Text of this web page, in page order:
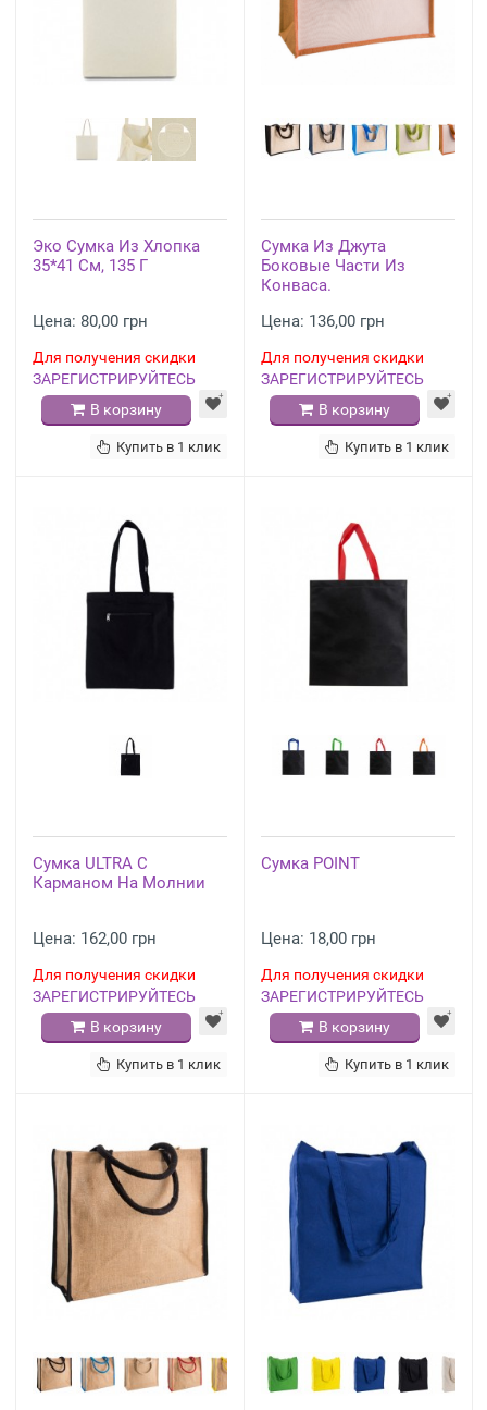
Эко Сумка Из Хлопка
35*41 См, 135 Г
Цена: 80,00 грн
Для получения скидки
ЗАРЕГИСТРИРУЙТЕСЬ
В корзину
Купить в 1 клик
Сумка Из Джута
Боковые Части Из
Конваса.
Цена: 136,00 грн
Для получения скидки
ЗАРЕГИСТРИРУЙТЕСЬ
В корзину
Купить в 1 клик
Сумка ULTRA С
Карманом На Молнии
Цена: 162,00 грн
Для получения скидки
ЗАРЕГИСТРИРУЙТЕСЬ
В корзину
Купить в 1 клик
Сумка POINT
Цена: 18,00 грн
Для получения скидки
ЗАРЕГИСТРИРУЙТЕСЬ
В корзину
Купить в 1 клик